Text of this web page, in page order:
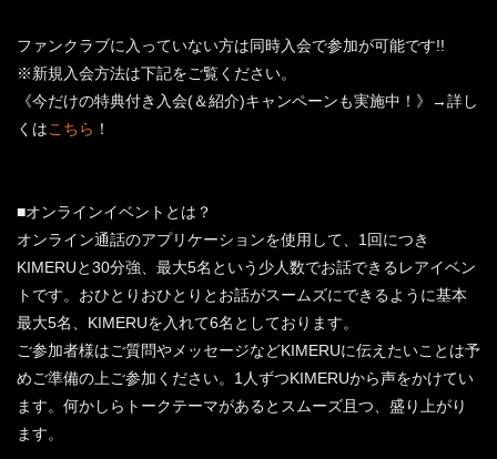
ファンクラブに入っていない方は同時入会で参加が可能です!!
※新規入会方法は下記をご覧ください。
《今だけの特典付き入会(＆紹介)キャンペーンも実施中！》→詳し
くはこちら ！
■オンラインイベントとは？
オンライン通話のアプリケーションを使用して、1回につき
KIMERUと30分強、最大5名という少人数でお話できるレアイベン
トです。おひとりおひとりとお話がスームズにできるように基本
最大5名、KIMERUを入れて6名としております。
ご参加者様はご質問やメッセージなどKIMERUに伝えたいことは予
めご準備の上ご参加ください。1人ずつKIMERUから声をかけてい
ます。何かしらトークテーマがあるとスムーズ且つ、盛り上がり
ます。